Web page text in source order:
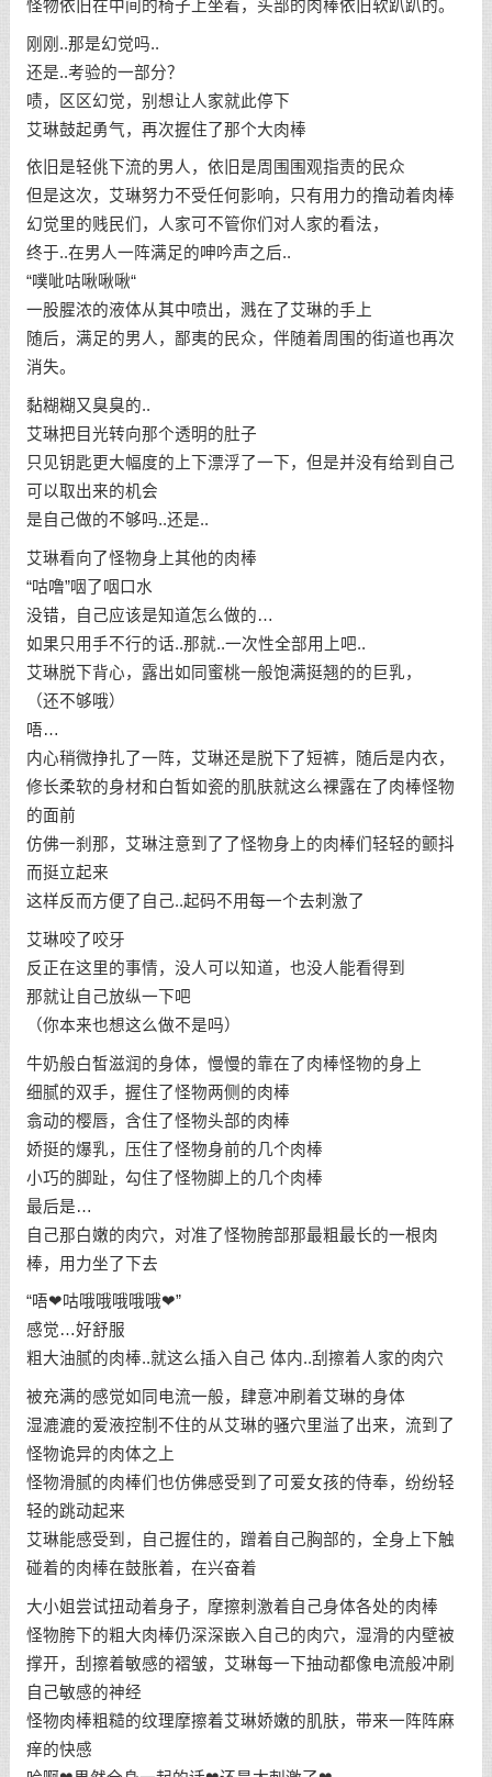
怪物依旧在中间的椅子上坐着，头部的肉棒依旧软趴趴的。
刚刚..那是幻觉吗..
还是..考验的一部分？
啧，区区幻觉，别想让人家就此停下
艾琳鼓起勇气，再次握住了那个大肉棒
依旧是轻佻下流的男人，依旧是周围围观指责的民众
但是这次，艾琳努力不受任何影响，只有用力的撸动着肉棒
幻觉里的贱民们，人家可不管你们对人家的看法，
终于..在男人一阵满足的呻吟声之后..
“噗呲咕啾啾啾“
一股腥浓的液体从其中喷出，溅在了艾琳的手上
随后，满足的男人，鄙夷的民众，伴随着周围的街道也再次
消失。
黏糊糊又臭臭的..
艾琳把目光转向那个透明的肚子
只见钥匙更大幅度的上下漂浮了一下，但是并没有给到自己
可以取出来的机会
是自己做的不够吗..还是..
艾琳看向了怪物身上其他的肉棒
“咕噜”咽了咽口水
没错，自己应该是知道怎么做的…
如果只用手不行的话..那就..一次性全部用上吧..
艾琳脱下背心，露出如同蜜桃一般饱满挺翘的的巨乳，
（还不够哦）
唔…
内心稍微挣扎了一阵，艾琳还是脱下了短裤，随后是内衣，
修长柔软的身材和白皙如瓷的肌肤就这么裸露在了肉棒怪物
的面前
仿佛一刹那，艾琳注意到了了怪物身上的肉棒们轻轻的颤抖
而挺立起来
这样反而方便了自己..起码不用每一个去刺激了
艾琳咬了咬牙
反正在这里的事情，没人可以知道，也没人能看得到
那就让自己放纵一下吧
（你本来也想这么做不是吗）
牛奶般白皙滋润的身体，慢慢的靠在了肉棒怪物的身上
细腻的双手，握住了怪物两侧的肉棒
翕动的樱唇，含住了怪物头部的肉棒
娇挺的爆乳，压住了怪物身前的几个肉棒
小巧的脚趾，勾住了怪物脚上的几个肉棒
最后是…
自己那白嫩的肉穴，对准了怪物胯部那最粗最长的一根肉
棒，用力坐了下去
“唔❤咕哦哦哦哦哦❤”
感觉…好舒服
粗大油腻的肉棒..就这么插入自己 体内..刮擦着人家的肉穴
被充满的感觉如同电流一般，肆意冲刷着艾琳的身体
湿漉漉的爱液控制不住的从艾琳的骚穴里溢了出来，流到了
怪物诡异的肉体之上
怪物滑腻的肉棒们也仿佛感受到了可爱女孩的侍奉，纷纷轻
轻的跳动起来
艾琳能感受到，自己握住的，蹭着自己胸部的，全身上下触
碰着的肉棒在鼓胀着，在兴奋着
大小姐尝试扭动着身子，摩擦刺激着自己身体各处的肉棒
怪物胯下的粗大肉棒仍深深嵌入自己的肉穴，湿滑的内壁被
撑开，刮擦着敏感的褶皱，艾琳每一下抽动都像电流般冲刷
自己敏感的神经
怪物肉棒粗糙的纹理摩擦着艾琳娇嫩的肌肤，带来一阵阵麻
痒的快感